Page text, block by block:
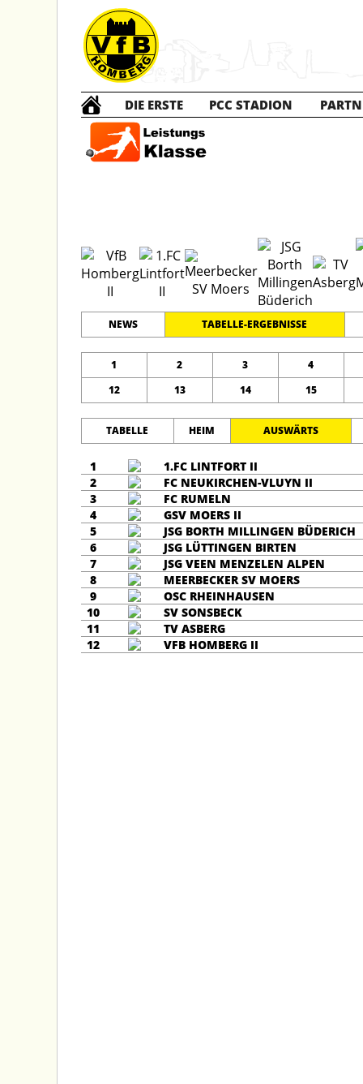
DIE ERSTE PCC STADION
NEWS TABELLE-ERGEBNISSE
1 2 3
4
12
13 14 15
TABELLE HEIM AUSWÄRTS
1
1.FC LINTFORT II
2
FC NEUKIRCHEN-VLUYN II
3
FC RUMELN
4
GSV MOERS II
5
JSG BORTH MILLINGEN BÜDERICH
6
JSG LÜTTINGEN BIRTEN
7
JSG VEEN MENZELEN ALPEN
8
MEERBECKER SV MOERS
9
OSC RHEINHAUSEN
10
SV SONSBECK
11
TV ASBERG
12
VFB HOMBERG II